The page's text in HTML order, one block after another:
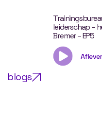
leiderschap –
Bremer – EP5
blogs